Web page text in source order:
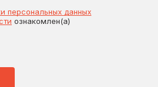
персональных данных
ознакомлен(а)